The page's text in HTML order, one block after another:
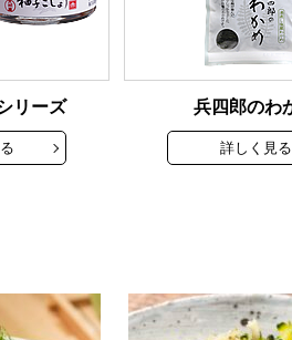
リーズ 兵四郎のわ
詳しく見る